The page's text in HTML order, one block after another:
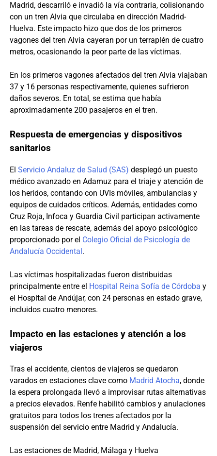
Madrid, descarriló e invadió la vía contraria, colisionando
con un tren Alvia que circulaba en dirección Madrid-
Huelva. Este impacto hizo que dos de los primeros
vagones del tren Alvia cayeran por un terraplén de cuatro
metros, ocasionando la peor parte de las víctimas.
En los primeros vagones afectados del tren Alvia viajaban
37 y 16 personas respectivamente, quienes sufrieron
daños severos. En total, se estima que había
aproximadamente 200 pasajeros en el tren.
Respuesta de emergencias y dispositivos
sanitarios
El Servicio Andaluz de Salud (SAS) desplegó un puesto
médico avanzado en Adamuz para el triaje y atención de
los heridos, contando con UVIs móviles, ambulancias y
equipos de cuidados críticos. Además, entidades como
Cruz Roja, Infoca y Guardia Civil participan activamente
en las tareas de rescate, además del apoyo psicológico
proporcionado por el Colegio Oficial de Psicología de
Andalucía Occidental.
Las víctimas hospitalizadas fueron distribuidas
principalmente entre el Hospital Reina Sofía de Córdoba y
el Hospital de Andújar, con 24 personas en estado grave,
incluidos cuatro menores.
Impacto en las estaciones y atención a los
viajeros
Tras el accidente, cientos de viajeros se quedaron
varados en estaciones clave como Madrid Atocha, donde
la espera prolongada llevó a improvisar rutas alternativas
a precios elevados. Renfe habilitó cambios y anulaciones
gratuitos para todos los trenes afectados por la
suspensión del servicio entre Madrid y Andalucía.
Las estaciones de Madrid, Málaga y Huelva